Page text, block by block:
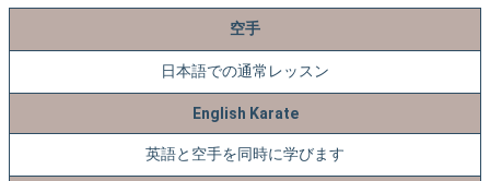
空手
日本語での通常レッスン
English Karate
英語と空手を同時に学びます